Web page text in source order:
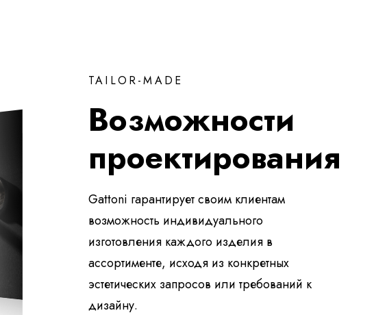
TAILOR-MADE
Возможности
проектирования
Gattoni гарантирует своим клиентам
возможность индивидуального
изготовления каждого изделия в
ассортименте, исходя из конкретных
эстетических запросов или требований к
дизайну.